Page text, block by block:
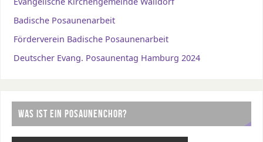
Badische Posaunenarbeit
Förderverein Badische Posaunenarbeit
Deutscher Evang. Posaunentag Hamburg 2024
WAS IST EIN POSAUNENCHOR?